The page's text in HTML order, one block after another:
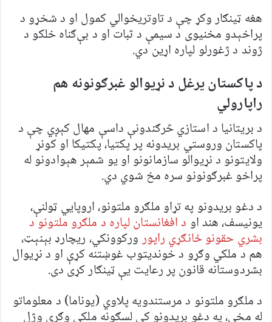
هغه ټینګار وکړ چې د تاوتریخوالي کمول او د شخړو د
پراخېدو مخنیوی د سیمې د ثبات او د بې‌ګناه خلکو د
ژوند د ژغورلو لپاره اړین دي.
د پاکستان یرغل د نړیوالو غبرګونونه هم
راپارولي
د بریتانیا د استازي څرګندونې داسې مهال کېږي چې د
پاکستان وروستي بریدونه پر پکتیا، پکتیکا او کونړ
ولایتونو د نړیوالو سازمانونو او یو شمېر هېوادونو له
پراخو غبرګونونو سره مخ شوي دي.
د دغو بریدونو په تړاو ملګرو ملتونو، اروپایي ټولنې،
یونیسف، هند او د افغانستان لپاره د ملګرو ملتونو د
بشري حقونو ځانګړي راپورورکوونکي، ریچارډ بېنېټ،
هم د ملکي وګړو د خوندیتوب غوښتنه کړې او د نړیوال
بشردوستانه قانون پر رعایت یې ټینګار کړی دی.
د ملګرو ملتونو د مرستندویه پلاوي (یوناما) د معلوماتو
له مخې، په دغو بریدونو کې لسګونه ملکي وګړي وژل